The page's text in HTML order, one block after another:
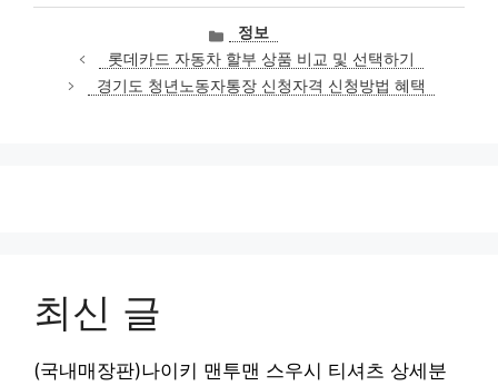
카
테
고
리
정보
롯데카드 자동차 할부 상품 비교 및 선택하기
경기도 청년노동자통장 신청자격 신청방법 혜택
최신 글
(국내매장판)나이키 맨투맨 스우시 티셔츠 상세분